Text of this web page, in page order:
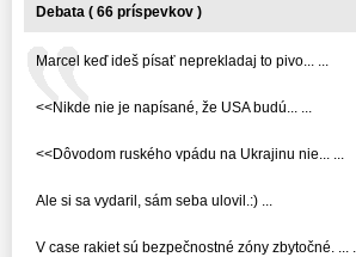
Debata ( 66 príspevkov )
Marcel keď ideš písať neprekladaj to pivo... ...
<<Nikde nie je napísané, že USA budú... ...
<<Dôvodom ruského vpádu na Ukrajinu nie... ...
Ale si sa vydaril, sám seba ulovil.:) ...
V case rakiet sú bezpečnostné zóny zbytočné. ... ...